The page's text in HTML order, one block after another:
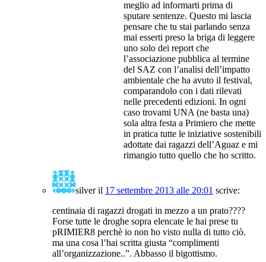
meglio ad informarti prima di
sputare sentenze. Questo mi lascia
pensare che tu stai parlando senza
mai esserti preso la briga di leggere
uno solo dei report che
l’associazione pubblica al termine
del SAZ con l’analisi dell’impatto
ambientale che ha avuto il festival,
comparandolo con i dati rilevati
nelle precedenti edizioni. In ogni
caso trovami UNA (ne basta una)
sola altra festa a Primiero che mette
in pratica tutte le iniziative sostenibili
adottate dai ragazzi dell’Aguaz e mi
rimangio tutto quello che ho scritto.
silveril 17 settembre 2013 alle 20:01 scrive:
centinaia di ragazzi drogati in mezzo a un prato????
Forse tutte le droghe sopra elencate le hai prese tu
pRIMIER8 perchè io non ho visto nulla di tutto ciò.
ma una cosa l’hai scritta giusta “complimenti
all’organizzazione..”. Abbasso il bigottismo.